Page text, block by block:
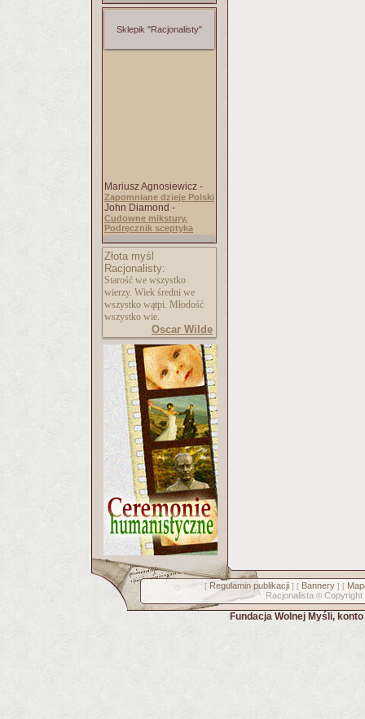
Sklepik "Racjonalisty"
Mariusz Agnosiewicz -
Zapomniane dzieje Polski
John Diamond -
Cudowne mikstury.
Podręcznik sceptyka
Złota myśl
Racjonalisty:
Starość we wszystko
wierzy. Wiek średni we
wszystko wątpi. Młodość
wszystko wie.
Oscar Wilde
[ Regulamin publikacji] [ Bannery] [
Racjonalista © Copyright
Fundacja Wolnej Myśli,